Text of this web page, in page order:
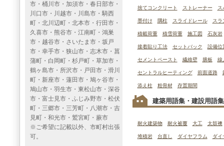
市・桶川市・加須市・春日部市・
川口市・川越市・川島市・騎西
町・北川辺町・北本市・行田市・
久喜市・熊谷市・江南町・鴻巣
市・越谷市・さいたま市・坂戸
市・幸手市・狭山市・志木市・菖
蒲町・白岡町・杉戸町・草加市・
鶴ヶ島市・所沢市・戸田市・滑川
町・新座市・蓮田市・鳩ヶ谷市・
鳩山市・羽生市・東松山市・深谷
市・富士見市・ふじみ野市・松伏
町・三郷市・三芳町・八潮市・吉
見町・和光市・鷲宮町・蕨市
※ご希望に記載以外、市町村出張
可。
捨てコンクリート ストレーナー ス
墨付け 隅柱 スライドレール スラ
積載荷重 積雪荷重 施工図 石灰岩
接着貼り工法 セットバック 設備位
セメントペースト 繊維壁 膳板 線
セントラルヒーティング 前面道路
添え柱 粗骨材 存置期間
建築用語集・建設用語
耐火建築物 耐火被覆 大工 太鼓襖
堆積岩 台直し ダイヤフラム ダイ